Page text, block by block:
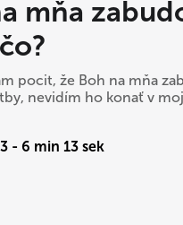
mňa
pocit, že Boh na mňa
nevidím ho konať v
- 6 min 13 sek